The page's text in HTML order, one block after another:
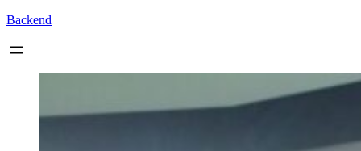
Backend